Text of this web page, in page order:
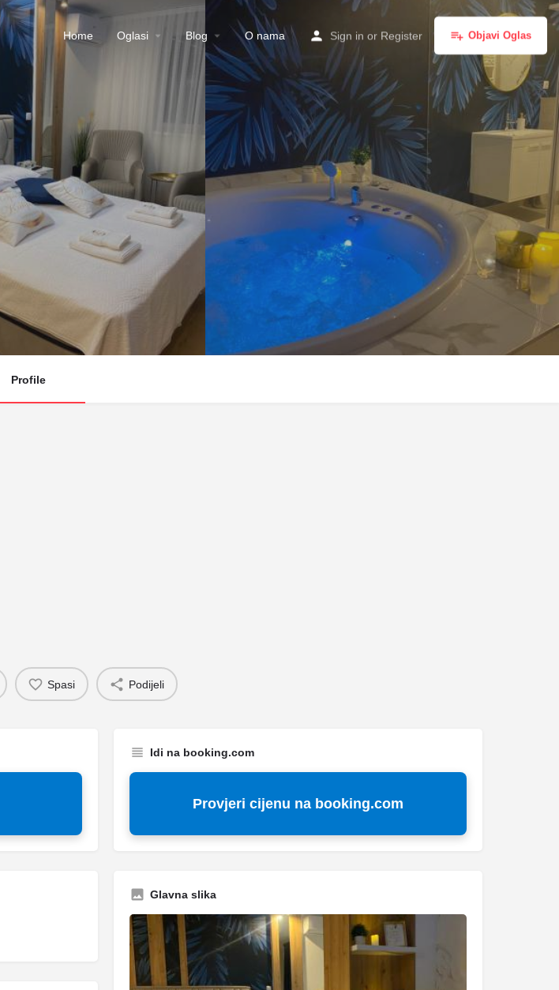
Home Oglasi Blog O nama Sign in or Register Objavi Oglas
Profile
Spasi Podijeli
Idi na booking.com
Provjeri cijenu na booking.com
Glavna slika